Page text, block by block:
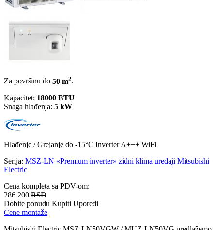
Za površinu do 50 m2.
Kapacitet: 18000 BTU
Snaga hlađenja: 5 kW
Hlađenje / Grejanje do -15°C Inverter A+++ WiFi
Serija: MSZ-LN «Premium inverter» zidni klima uređaji Mitsubishi
Electric
Cena kompleta sa PDV-om:
286 200 RSD
Dobite ponudu Kupiti Uporedi
Cene montaže